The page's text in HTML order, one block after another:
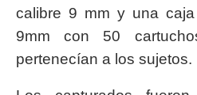
calibre 9 mm y una
9mm con 50
pertenecían a los sujetos.